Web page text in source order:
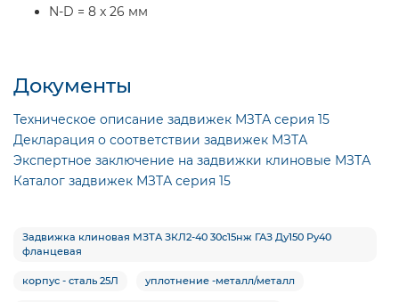
N-D = 8 x 26 мм
Документы
Техническое описание задвижек МЗТА серия 15
Декларация о соответствии задвижек МЗТА
Экспертное заключение на задвижки клиновые МЗТА
Каталог задвижек МЗТА серия 15
Задвижка клиновая МЗТА ЗКЛ2-40 30с15нж ГАЗ Ду150 Ру40
фланцевая
корпус - сталь 25Л уплотнение -металл/металл